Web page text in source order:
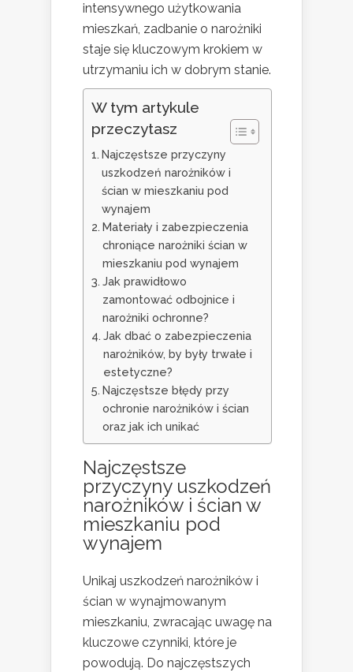
intensywnego użytkowania
mieszkań, zadbanie o narożniki
staje się kluczowym krokiem w
utrzymaniu ich w dobrym stanie.
W tym artykule
przeczytasz
Najczęstsze przyczyny
uszkodzeń narożników i
ścian w mieszkaniu pod
wynajem
Materiały i zabezpieczenia
chroniące narożniki ścian w
mieszkaniu pod wynajem
Jak prawidłowo
zamontować odbojnice i
narożniki ochronne?
Jak dbać o zabezpieczenia
narożników, by były trwałe i
estetyczne?
Najczęstsze błędy przy
ochronie narożników i ścian
oraz jak ich unikać
Najczęstsze
przyczyny uszkodzeń
narożników i ścian w
mieszkaniu pod
wynajem
Unikaj uszkodzeń narożników i
ścian w wynajmowanym
mieszkaniu, zwracając uwagę na
kluczowe czynniki, które je
powodują. Do najczęstszych